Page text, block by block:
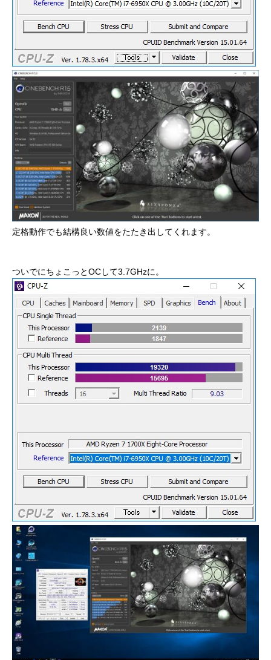
定格動作でも結構良い数値をたたき出してくれます。
ついでにちょこっとOCして3.7GHzに。